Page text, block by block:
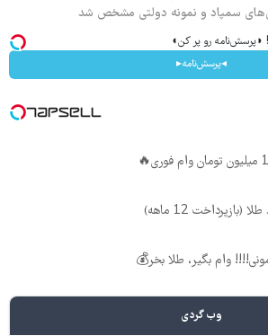
سمپاد و نمونه دولتی مشخص شد
◗پرسش‌نامه رو پر کن◖
◂پرسش‌نامه▸
وام بگیر، طلا بخر💰
وب گردی